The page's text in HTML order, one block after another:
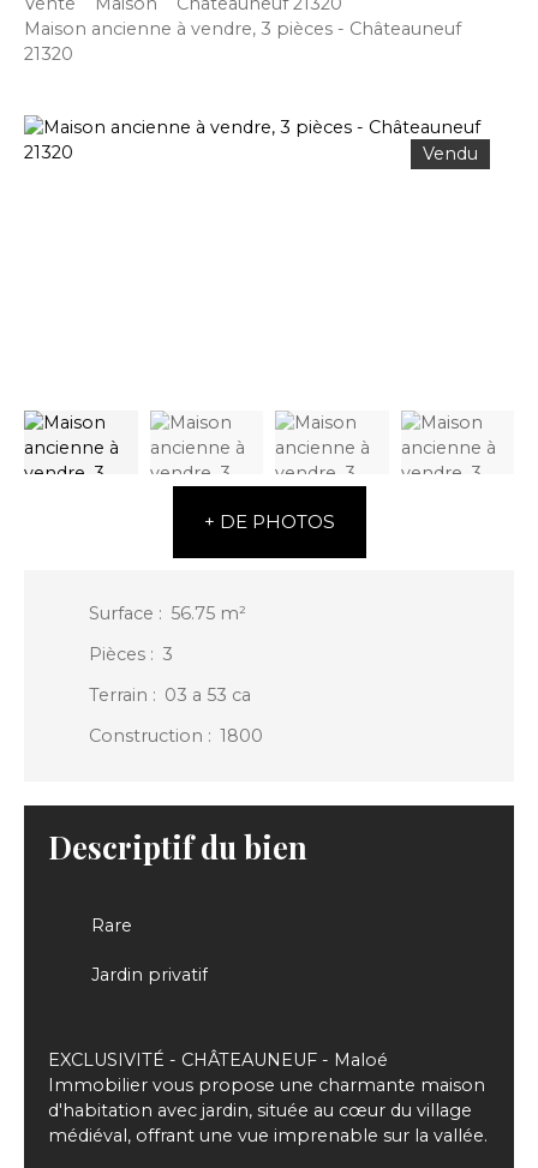
Maison ancienne à vendre, 3 pièces - Châteauneuf
21320
Vendu
+ DE PHOTOS
Surface : 56.75 m²
Pièces : 3
Terrain : 03 a 53 ca
Construction : 1800
Descriptif du bien
Rare
Jardin privatif
EXCLUSIVITÉ - CHÂTEAUNEUF - Maloé
Immobilier vous propose une charmante maison
d'habitation avec jardin, située au cœur du village
médiéval, offrant une vue imprenable sur la vallée.